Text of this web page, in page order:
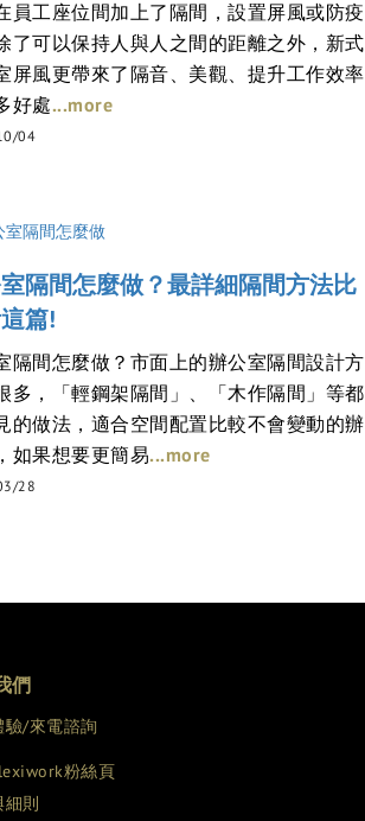
員工座位間加上了隔間，設置屏風或防疫
了可以保持人與人之間的距離之外，新式
屏風更帶來了隔音、美觀、提升工作效率
好處...more
04
隔間怎麼做？最詳細隔間方法比
篇!
隔間怎麼做？市面上的辦公室隔間設計方
多，「輕鋼架隔間」、「木作隔間」等都
的做法，適合空間配置比較不會變動的辦
如果想要更簡易...more
28
們
驗/來電諮詢
粉絲頁
細則